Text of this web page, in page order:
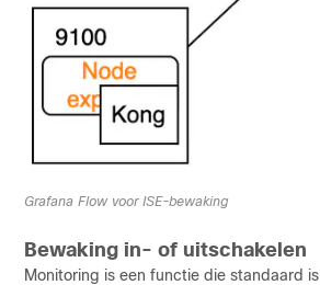
Grafana Flow voor ISE-bewaking
Bewaking in- of uitschakelen
Monitoring is een functie die standaard